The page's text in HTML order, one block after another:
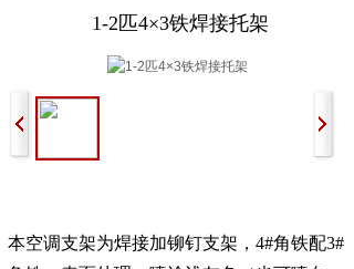
1-2匹4×3铁焊接托架
本空调支架为焊接加铆钉支架，4#角铁配3#